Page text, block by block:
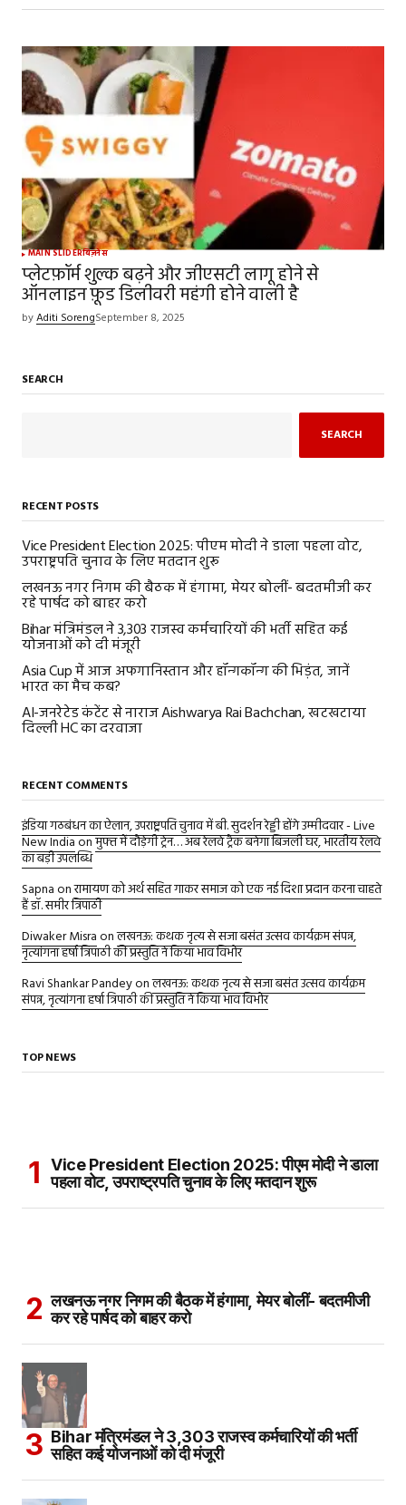
MAIN SLIDERबिज़नेस
प्लेटफ़ॉर्म शुल्क बढ़ने और जीएसटी लागू होने से
ऑनलाइन फ़ूड डिलीवरी महंगी होने वाली है
byAditi SorengSeptember 8, 2025
SEARCH
SEARCH
RECENT POSTS
Vice President Election 2025: पीएम मोदी ने डाला पहला वोट,
उपराष्ट्रपति चुनाव के लिए मतदान शुरू
लखनऊ नगर निगम की बैठक में हंगामा, मेयर बोलीं- बदतमीजी कर
रहे पार्षद को बाहर करो
Bihar मंत्रिमंडल ने 3,303 राजस्व कर्मचारियों की भर्ती सहित कई
योजनाओं को दी मंजूरी
Asia Cup में आज अफगानिस्तान और हॉन्गकॉन्ग की भिड़ंत, जानें
भारत का मैच कब?
AI-जनरेटेड कंटेंट से नाराज Aishwarya Rai Bachchan, खटखटाया
दिल्ली HC का दरवाजा
RECENT COMMENTS
इंडिया गठबंधन का ऐलान, उपराष्ट्रपति चुनाव में बी. सुदर्शन रेड्डी होंगे उम्मीदवार - Live
New Indiaonमुफ्त में दौड़ेगी ट्रेन… अब रेलवे ट्रैक बनेगा बिजली घर, भारतीय रेलवे
का बड़ी उपलब्धि
Sapnaonरामायण को अर्थ सहित गाकर समाज को एक नई दिशा प्रदान करना चाहते
हैं डॉ. समीर त्रिपाठी
Diwaker Misraonलखनऊ: कथक नृत्य से सजा बसंत उत्सव कार्यक्रम संपन्न,
नृत्यांगना हर्षा त्रिपाठी की प्रस्तुति ने किया भाव विभोर
Ravi Shankar Pandeyonलखनऊ: कथक नृत्य से सजा बसंत उत्सव कार्यक्रम
संपन्न, नृत्यांगना हर्षा त्रिपाठी की प्रस्तुति ने किया भाव विभोर
TOP NEWS
Vice President Election 2025: पीएम मोदी ने डाला
पहला वोट, उपराष्ट्रपति चुनाव के लिए मतदान शुरू
लखनऊ नगर निगम की बैठक में हंगामा, मेयर बोलीं- बदतमीजी
कर रहे पार्षद को बाहर करो
Bihar मंत्रिमंडल ने 3,303 राजस्व कर्मचारियों की भर्ती
सहित कई योजनाओं को दी मंजूरी